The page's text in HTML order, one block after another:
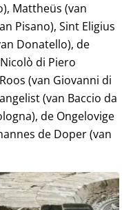
Mattheüs (van
Pisano), Sint Eligius
Donatello), de
di Piero
(van Giovanni di
(van Baccio da
de Ongelovige
de Doper (van